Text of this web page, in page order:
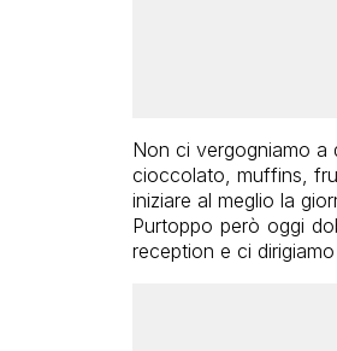
Non ci vergogniamo a
cioccolato, muffins,
iniziare al meglio la
Purtoppo però oggi
reception e ci